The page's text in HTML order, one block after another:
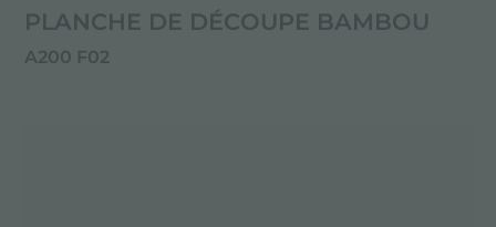
PLANCHE DE DÉCOUPE BAMBOU
A200 F02